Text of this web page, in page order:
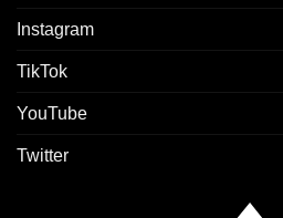
Instagram
TikTok
YouTube
Twitter